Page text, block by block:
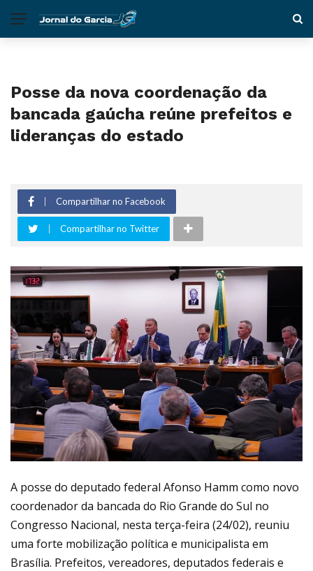
Posse da nova coordenação da
bancada gaúcha reúne prefeitos e
lideranças do estado
Compartilhar no Facebook
Compartilhar no Twitter
A posse do deputado federal Afonso Hamm como novo
coordenador da bancada do Rio Grande do Sul no
Congresso Nacional, nesta terça-feira (24/02), reuniu
uma forte mobilização política e municipalista em
Brasília. Prefeitos, vereadores, deputados federais e